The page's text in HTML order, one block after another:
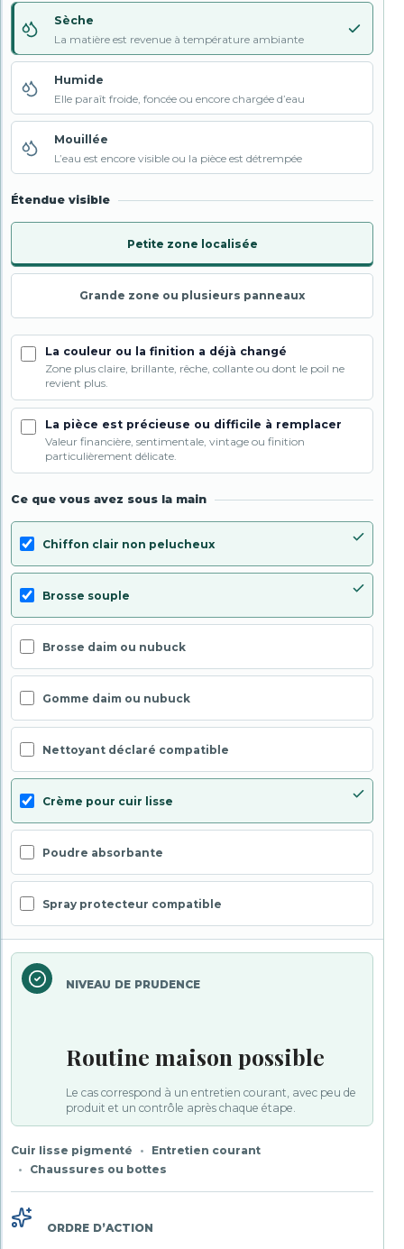
Sèche
La matière est revenue à température ambiante
Humide
Elle paraît froide, foncée ou encore chargée d’eau
Mouillée
L’eau est encore visible ou la pièce est détrempée
Étendue visible
Petite zone localisée
Grande zone ou plusieurs panneaux
La couleur ou la finition a déjà changé
Zone plus claire, brillante, rêche, collante ou dont le poil ne
revient plus.
La pièce est précieuse ou difficile à remplacer
Valeur financière, sentimentale, vintage ou finition
particulièrement délicate.
Ce que vous avez sous la main
Chiffon clair non pelucheux
Brosse souple
Brosse daim ou nubuck
Gomme daim ou nubuck
Nettoyant déclaré compatible
Crème pour cuir lisse
Poudre absorbante
Spray protecteur compatible
NIVEAU DE PRUDENCE
Routine maison possible
Le cas correspond à un entretien courant, avec peu de
produit et un contrôle après chaque étape.
Cuir lisse pigmenté
Entretien courant
Chaussures ou bottes
ORDRE D’ACTION